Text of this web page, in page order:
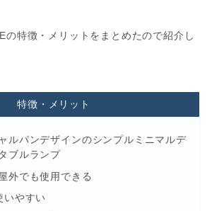
の特徴・メリットをまとめたので紹介し
特徴・メリット
ルパンデザインのシンプルミニマルデ
ブルランプ
外でも使用できる
いやすい